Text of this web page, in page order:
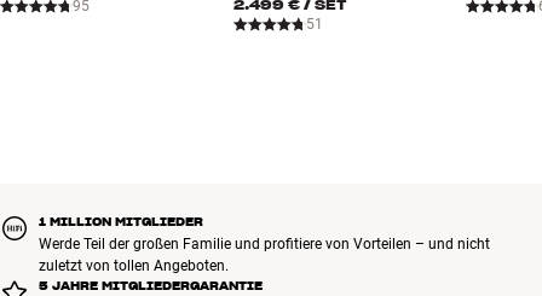
95 2.499 €/ SET
51
1 MILLION MITGLIEDER
Werde Teil der großen Familie und profitiere von Vorteilen – und nicht
zuletzt von tollen Angeboten.
5 JAHRE MITGLIEDERGARANTIE